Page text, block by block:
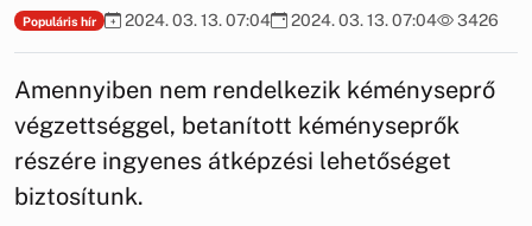
Populáris hír 2024. 03. 13. 07:04 2024. 03. 13. 07:04 3426
Amennyiben nem rendelkezik kéményseprő
végzettséggel, betanított kéményseprők
részére ingyenes átképzési lehetőséget
biztosítunk.